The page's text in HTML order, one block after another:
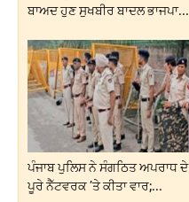
ਬਾਅਦ ਹੁਣ ਸੁਖਬੀਰ ਬਾਦਲ ਭਾਜਪਾ...
ਪੰਜਾਬ ਪੁਲਿਸ ਨੇ ਸੰਗਠਿਤ ਅਪਰਾਧ ਦੇ
ਪੂਰੇ ਨੈੱਟਵਰਕ ’ਤੇ ਕੀਤਾ ਵਾਰ;...